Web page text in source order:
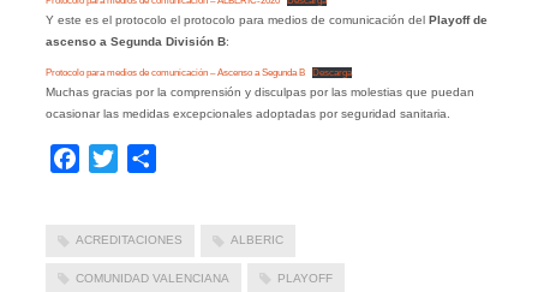
Y este es el protocolo el protocolo para medios de comunicación del
Playoff de
ascenso a Segunda División B:
Protocolo para medios de comunicación – Ascenso a Segunda B Descarga
Muchas gracias por la comprensión y disculpas por las molestias que puedan
ocasionar las medidas excepcionales adoptadas por seguridad sanitaria.
Facebook
Twitter
ACREDITACIONES ALBERIC
COMUNIDAD VALENCIANA PLAYOFF